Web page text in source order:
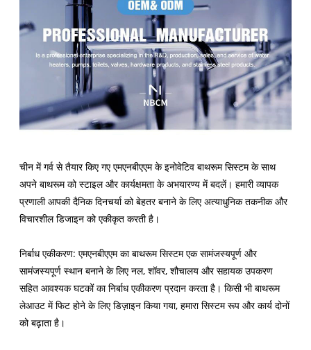
चीन में गर्व से तैयार किए गए एमएनबीएएम के इनोवेटिव बाथरूम सिस्टम के साथ
अपने बाथरूम को स्टाइल और कार्यक्षमता के अभयारण्य में बदलें। हमारी व्यापक
प्रणाली आपकी दैनिक दिनचर्या को बेहतर बनाने के लिए अत्याधुनिक तकनीक और
विचारशील डिजाइन को एकीकृत करती है।
निर्बाध एकीकरण: एमएनबीएएम का बाथरूम सिस्टम एक सामंजस्यपूर्ण और
सामंजस्यपूर्ण स्थान बनाने के लिए नल, शॉवर, शौचालय और सहायक उपकरण
सहित आवश्यक घटकों का निर्बाध एकीकरण प्रदान करता है। किसी भी बाथरूम
लेआउट में फिट होने के लिए डिज़ाइन किया गया, हमारा सिस्टम रूप और कार्य दोनों
को बढ़ाता है।